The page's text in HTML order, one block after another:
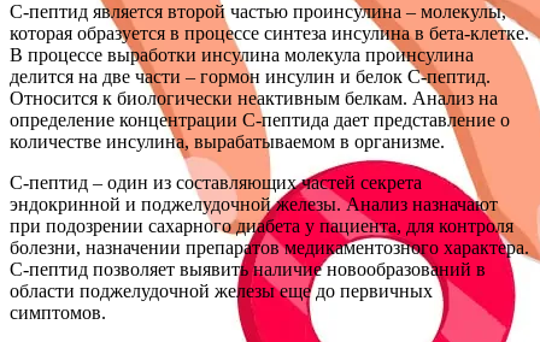
С-пептид является второй частью проинсулина – молекулы,
которая образуется в процессе синтеза инсулина в бета-клетке.
В процессе выработки инсулина молекула проинсулина
делится на две части – гормон инсулин и белок С-пептид.
Относится к биологически неактивным белкам. Анализ на
определение концентрации С-пептида дает представление о
количестве инсулина, вырабатываемом в организме.
С-пептид – один из составляющих частей секрета
эндокринной и поджелудочной железы. Анализ назначают
при подозрении сахарного диабета у пациента, для контроля
болезни, назначении препаратов медикаментозного характера.
С-пептид позволяет выявить наличие новообразований в
области поджелудочной железы еще до первичных
симптомов.